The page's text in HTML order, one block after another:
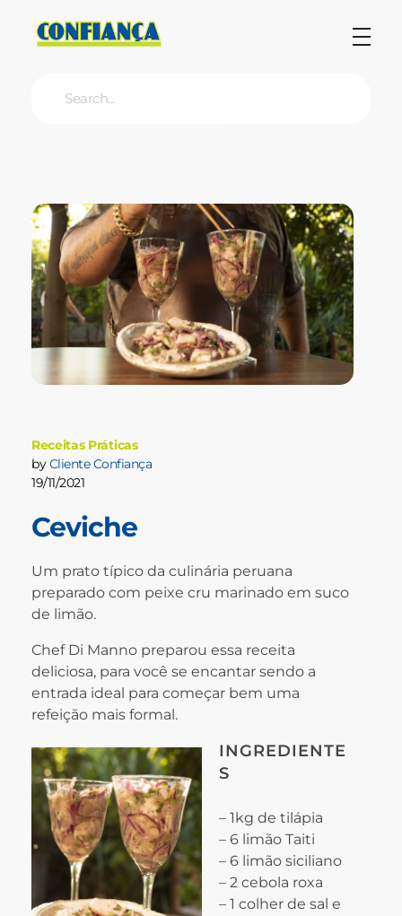
Ceviche
19/11/2021
by Cliente Confiança
Receitas Práticas
Um prato típico da culinária peruana
preparado com peixe cru marinado em suco
de limão.
Chef Di Manno preparou essa receita
deliciosa, para você se encantar sendo a
entrada ideal para começar bem uma
refeição mais formal.
INGREDIENTE
S
– 1kg de tilápia
– 6 limão Taiti
– 6 limão siciliano
– 2 cebola roxa
– 1 colher de sal e